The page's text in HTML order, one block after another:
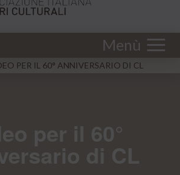
Menù
PER IL 60° ANNIVERSARIO DI CL